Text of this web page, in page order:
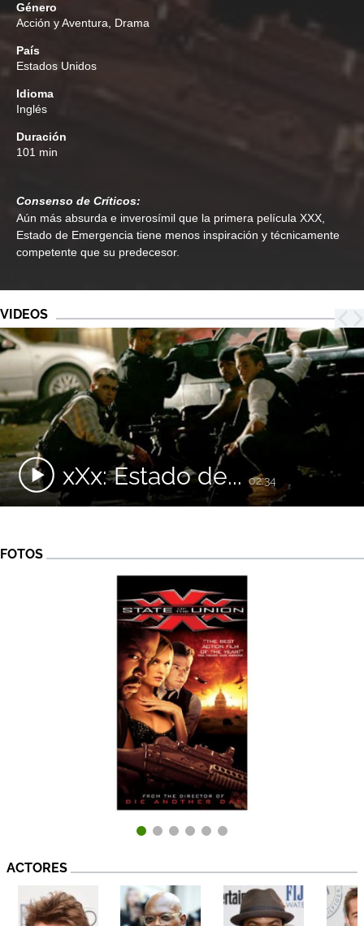
Género
Acción y Aventura
Drama
País
Estados Unidos
Idioma
Inglés
Duración
101 min
Consenso de Críticos:
Aún más absurda e inverosímil que la primera película XXX,
Estado de Emergencia tiene menos inspiración y técnicamente
competente que su predecesor.
VIDEOS
xXx: Estado de...02:34
FOTOS
ACTORES